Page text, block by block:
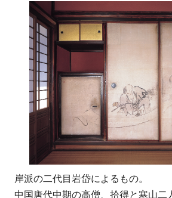
岸派の二代目岩岱によるもの。
中国唐代中期の高僧、拾得と寒山二